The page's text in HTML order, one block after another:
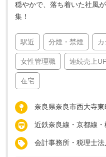
穏やかで、落ち着いた社風
集！
駅近 分煙・禁煙
女性管理職 連続売上
在宅
奈良県奈良市西大寺
近鉄奈良線・京都線・
会計事務所・税理士法